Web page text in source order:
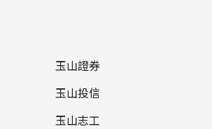
玉山證券
玉山投信
玉山志工